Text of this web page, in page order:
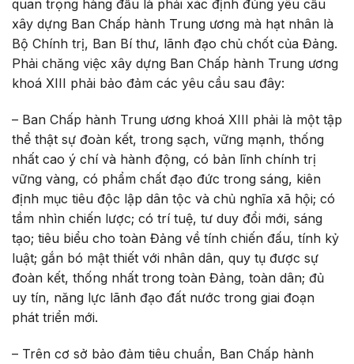
quan trọng hàng đầu là phải xác định đúng yêu cầu
xây dựng Ban Chấp hành Trung ương mà hạt nhân là
Bộ Chính trị, Ban Bí thư, lãnh đạo chủ chốt của Đảng.
Phải chăng việc xây dựng Ban Chấp hành Trung ương
khoá XIII phải bảo đảm các yêu cầu sau đây:
– Ban Chấp hành Trung ương khoá XIII phải là một tập
thể thật sự đoàn kết, trong sạch, vững mạnh, thống
nhất cao ý chí và hành động, có bản lĩnh chính trị
vững vàng, có phẩm chất đạo đức trong sáng, kiên
định mục tiêu độc lập dân tộc và chủ nghĩa xã hội; có
tầm nhìn chiến lược; có trí tuệ, tư duy đổi mới, sáng
tạo; tiêu biểu cho toàn Đảng về tính chiến đấu, tính kỷ
luật; gắn bó mật thiết với nhân dân, quy tụ được sự
đoàn kết, thống nhất trong toàn Đảng, toàn dân; đủ
uy tín, năng lực lãnh đạo đất nước trong giai đoạn
phát triển mới.
– Trên cơ sở bảo đảm tiêu chuẩn, Ban Chấp hành